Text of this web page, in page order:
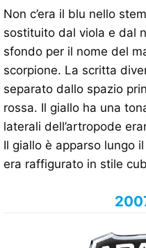
Non c’era il blu nello
sostituito dal viola e dal
sfondo per il nome del
scorpione. La scritta
separato dallo spazio
rossa. Il giallo ha una
laterali dell’artropode
Il giallo è apparso lungo
era raffigurato in stile